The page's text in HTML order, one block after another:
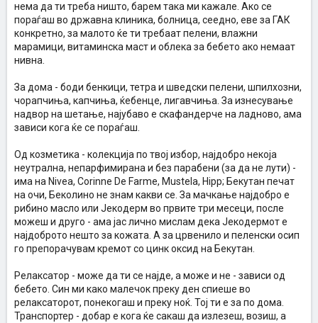
нема да ти треба ништо, барем така ми кажале. Ако се
пораѓаш во државна клиника, болница, сеедно, еве за ГАК
конкретно, за малото ќе ти требаат пелени, влажни
марамици, витаминска маст и облека за бебето ако немаат
нивна.
За дома - боди бенкици, тетра и шведски пелени, шпилхозни,
чорапчиња, капчиња, ќебенце, лигавчиња. За изнесување
надвор на шетање, најубаво е скафандерче на ладново, ама
зависи кога ќе се пораѓаш.
Од козметика - колекција по твој избор, најдобро некоја
неутрална, непарфимирана и без парабени (за да не лути) -
има на Nivea, Corinne De Farme, Mustela, Hipp; Бекутан печат
на очи, Беколино не знам какви се. За мачкање најдобро е
рибино масло или Јекодерм во првите три месеци, после
можеш и друго - ама јас лично мислам дека Јекодермот е
најдоброто нешто за кожата. А за црвенило и пеленски осип
го препорачувам кремот со цинк оксид на Бекутан.
Релаксатор - може да ти се најде, а може и не - зависи од
бебето. Син ми како малечок преку ден спиеше во
релаксаторот, понекогаш и преку ноќ. Тој ти е за по дома.
Транспортер - добар е кога ќе сакаш да излезеш, возиш, а